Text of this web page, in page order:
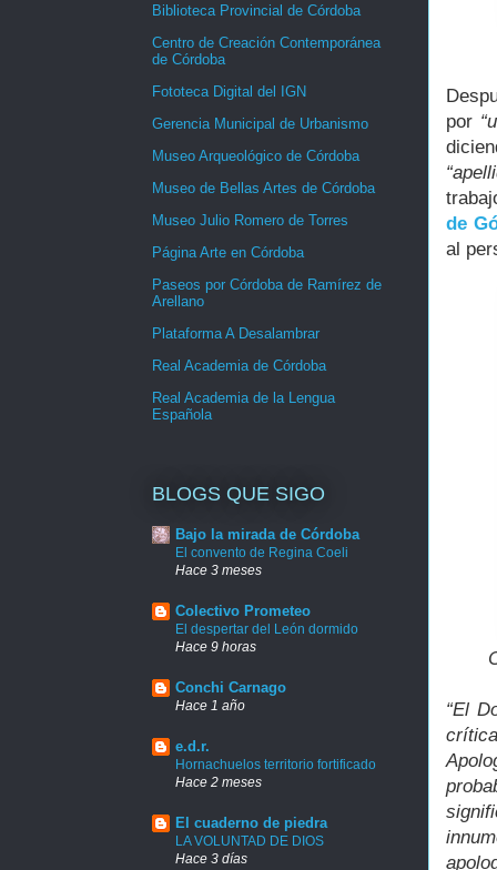
por
de
al
“El
Biblioteca Provincial de Córdoba
Centro de Creación Contemporánea
de Córdoba
Fototeca Digital del IGN
Gerencia Municipal de Urbanismo
Museo Arqueológico de Córdoba
Museo de Bellas Artes de Córdoba
Museo Julio Romero de Torres
Página Arte en Córdoba
Paseos por Córdoba de Ramírez de
Arellano
Plataforma A Desalambrar
Real Academia de Córdoba
Real Academia de la Lengua
Española
BLOGS QUE SIGO
Bajo la mirada de Córdoba
El convento de Regina Coeli
Hace 3 meses
Colectivo Prometeo
El despertar del León dormido
Hace 9 horas
Conchi Carnago
Hace 1 año
e.d.r.
Hornachuelos territorio fortificado
Hace 2 meses
El cuaderno de piedra
LA VOLUNTAD DE DIOS
Hace 3 días